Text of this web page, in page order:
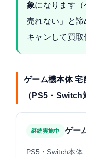
象になります
売れない」と
キャンして買取
ゲーム機本体
（PS5・Switch
継続実施中 ゲー
PS5・Switch本体